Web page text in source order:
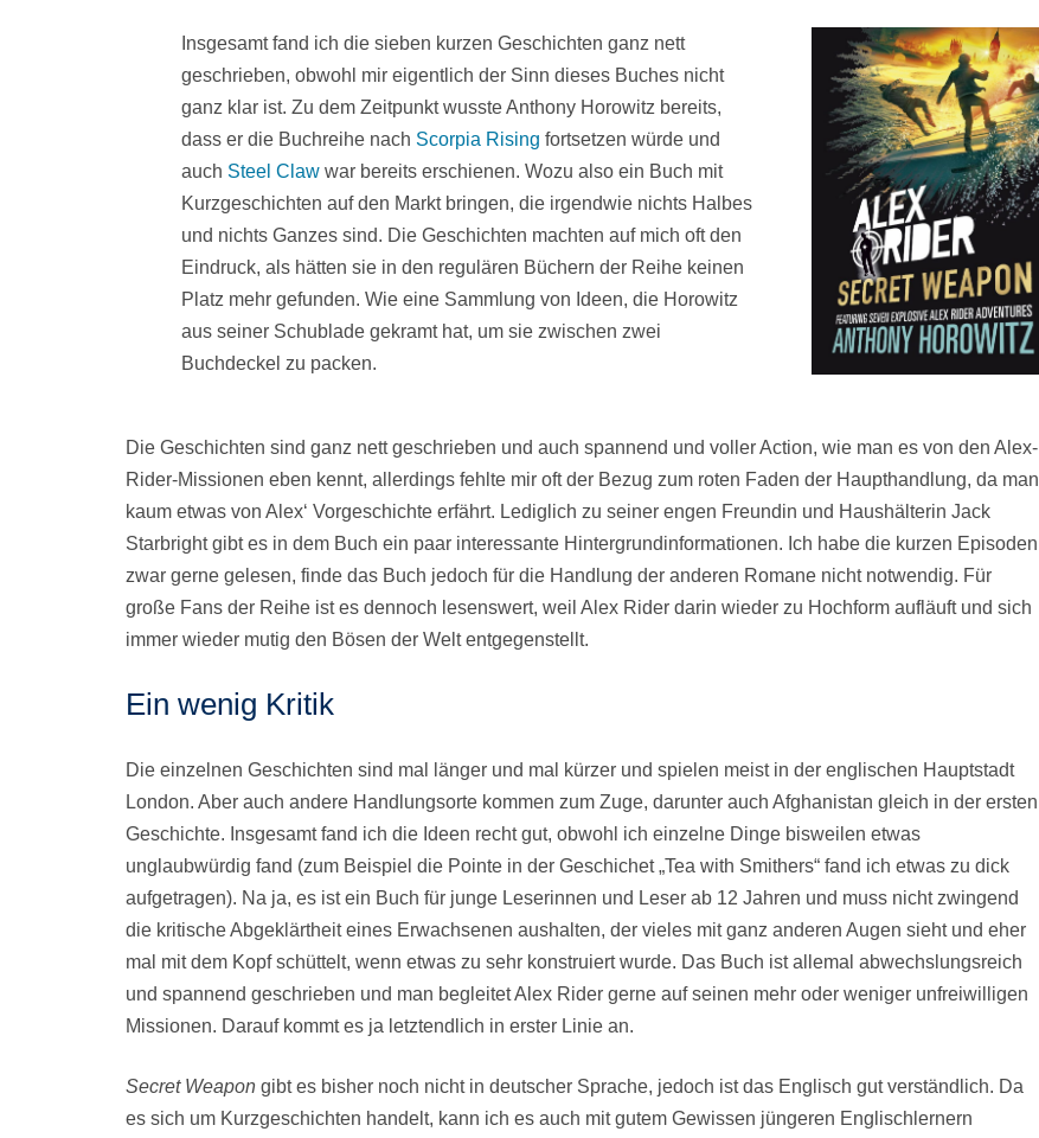
Insgesamt fand ich die sieben kurzen Geschichten ganz nett
geschrieben, obwohl mir eigentlich der Sinn dieses Buches nicht
ganz klar ist. Zu dem Zeitpunkt wusste Anthony Horowitz bereits,
dass er die Buchreihe nach Scorpia Rising fortsetzen würde und
auch Steel Clawwar bereits erschienen. Wozu also ein Buch mit
Kurzgeschichten auf den Markt bringen, die irgendwie nichts Halbes
und nichts Ganzes sind. Die Geschichten machten auf mich oft den
Eindruck, als hätten sie in den regulären Büchern der Reihe keinen
Platz mehr gefunden. Wie eine Sammlung von Ideen, die Horowitz
aus seiner Schublade gekramt hat, um sie zwischen zwei
Buchdeckel zu packen.
Die Geschichten sind ganz nett geschrieben und auch spannend und voller Action, wie man es von den Alex-
Rider-Missionen eben kennt, allerdings fehlte mir oft der Bezug zum roten Faden der Haupthandlung, da man
kaum etwas von Alex‘ Vorgeschichte erfährt. Lediglich zu seiner engen Freundin und Haushälterin Jack
Starbright gibt es in dem Buch ein paar interessante Hintergrundinformationen. Ich habe die kurzen Episoden
zwar gerne gelesen, finde das Buch jedoch für die Handlung der anderen Romane nicht notwendig. Für
große Fans der Reihe ist es dennoch lesenswert, weil Alex Rider darin wieder zu Hochform aufläuft und sich
immer wieder mutig den Bösen der Welt entgegenstellt.
Ein wenig Kritik
Die einzelnen Geschichten sind mal länger und mal kürzer und spielen meist in der englischen Hauptstadt
London. Aber auch andere Handlungsorte kommen zum Zuge, darunter auch Afghanistan gleich in der ersten
Geschichte. Insgesamt fand ich die Ideen recht gut, obwohl ich einzelne Dinge bisweilen etwas
unglaubwürdig fand (zum Beispiel die Pointe in der Geschichet „Tea with Smithers“ fand ich etwas zu dick
aufgetragen). Na ja, es ist ein Buch für junge Leserinnen und Leser ab 12 Jahren und muss nicht zwingend
die kritische Abgeklärtheit eines Erwachsenen aushalten, der vieles mit ganz anderen Augen sieht und eher
mal mit dem Kopf schüttelt, wenn etwas zu sehr konstruiert wurde. Das Buch ist allemal abwechslungsreich
und spannend geschrieben und man begleitet Alex Rider gerne auf seinen mehr oder weniger unfreiwilligen
Missionen. Darauf kommt es ja letztendlich in erster Linie an.
Secret Weapon gibt es bisher noch nicht in deutscher Sprache, jedoch ist das Englisch gut verständlich. Da
es sich um Kurzgeschichten handelt, kann ich es auch mit gutem Gewissen jüngeren Englischlernern